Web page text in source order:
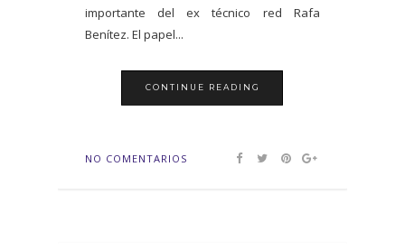
importante del ex técnico red Rafa
Benítez. El papel...
CONTINUE READING
NO COMENTARIOS